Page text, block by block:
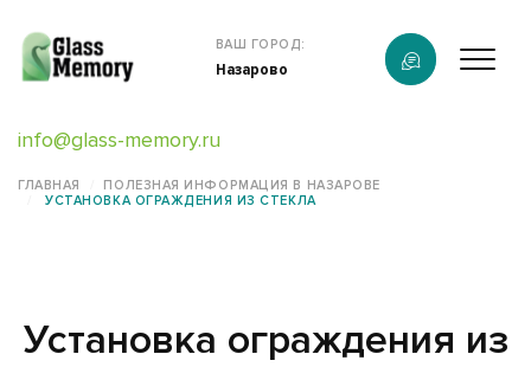
info@glass-memory.ru
ВАШ ГОРОД:
Назарово
Продукция
Конструктор памятников
ГЛАВНАЯ
ПОЛЕЗНАЯ ИНФОРМАЦИЯ В НАЗАРОВЕ
УСТАНОВКА ОГРАЖДЕНИЯ ИЗ СТЕКЛА
Установка ограждения из